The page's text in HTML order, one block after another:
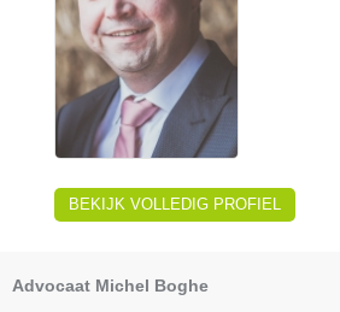
BEKIJK VOLLEDIG PROFIEL
Advocaat Michel Boghe